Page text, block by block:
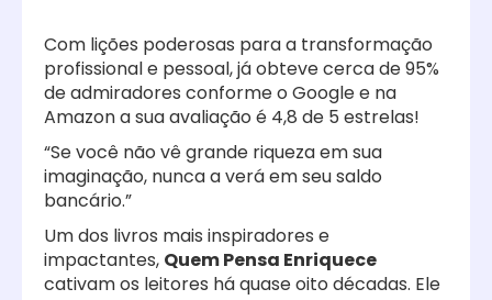
Com lições poderosas para a transformação
profissional e pessoal, já obteve cerca de 95%
de admiradores conforme o Google e na
Amazon a sua avaliação é 4,8 de 5 estrelas!
“Se você não vê grande riqueza em sua
imaginação, nunca a verá em seu saldo
bancário.”
Um dos livros mais inspiradores e
impactantes, Quem Pensa Enriquece
cativam os leitores há quase oito décadas. Ele